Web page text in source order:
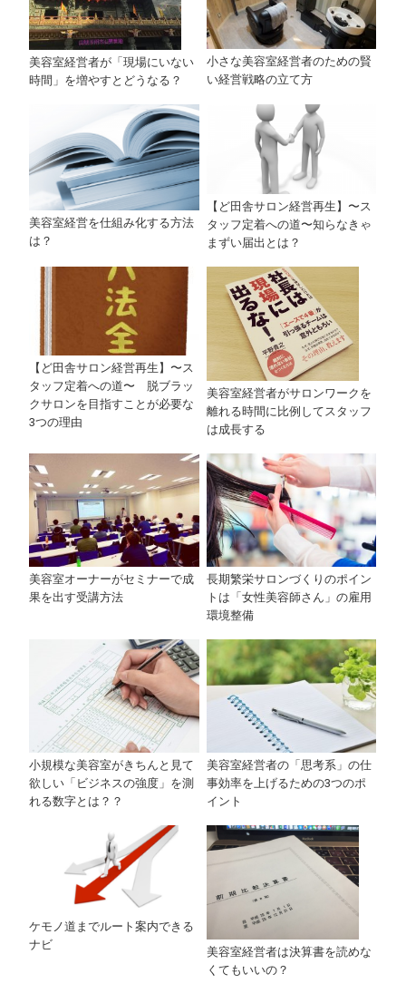
美容室経営者が「現場にいない
時間」を増やすとどうなる？
小さな美容室経営者のための賢
い経営戦略の立て方
美容室経営を仕組み化する方法
は？
【ど田舎サロン経営再生】〜ス
タッフ定着への道〜知らなきゃ
まずい届出とは？
【ど田舎サロン経営再生】〜ス
タッフ定着への道〜 脱ブラッ
クサロンを目指すことが必要な
3つの理由
美容室経営者がサロンワークを
離れる時間に比例してスタッフ
は成長する
美容室オーナーがセミナーで成
果を出す受講方法
長期繁栄サロンづくりのポイン
トは「女性美容師さん」の雇用
環境整備
小規模な美容室がきちんと見て
欲しい「ビジネスの強度」を測
れる数字とは？？
美容室経営者の「思考系」の仕
事効率を上げるための3つのポ
イント
ケモノ道までルート案内できる
ナビ
美容室経営者は決算書を読めな
くてもいいの？